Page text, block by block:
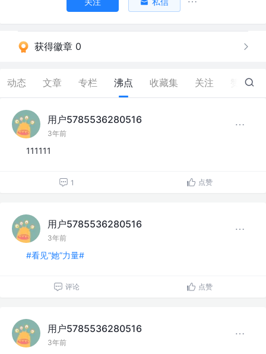
获得徽章 0
动态 文章 专栏 沸点 收藏集 关注 1
用户5785536280516
3年前
111111
1 点赞
用户5785536280516
3年前
#看见“她”力量#
评论 点赞
用户5785536280516
3年前